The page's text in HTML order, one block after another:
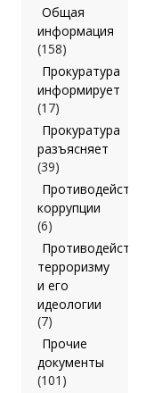
Общая
информация
(158)
Прокуратура
информирует
(17)
Прокуратура
разъясняет
(39)
Противодействие
коррупции
(6)
Противодействие
терроризму
и его
идеологии
(7)
Прочие
документы
(101)